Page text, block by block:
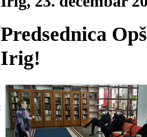
Predsednica
Irig!